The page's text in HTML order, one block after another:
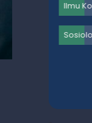
Ilmu